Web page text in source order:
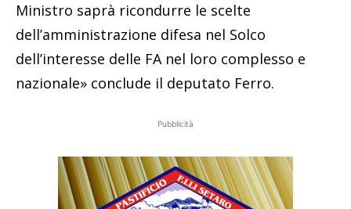
Ministro saprà ricondurre le scelte
dell’amministrazione difesa nel Solco
dell’interesse delle FA nel loro complesso e
nazionale» conclude il deputato Ferro.
Pubblicità